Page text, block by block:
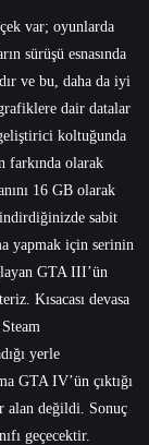
var; oyunlarda
sürüşü esnasında
ve bu, daha da iyi
dair datalar
koltuğunda
farkında olarak
16 GB olarak
sabit
yapmak için serinin
GTA III’ün
Kısacası devasa
Steam
yerle
GTA IV’ün çıktığı
alan değildi. Sonuç
geçecektir.